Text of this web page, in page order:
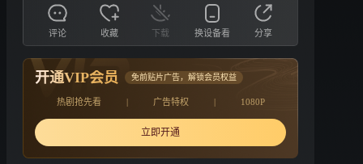
评论 收藏 下载 换设备看 分享
开通VIP会员 免前贴片广告，解锁会员权益
热剧抢先看 | 广告特权 | 1080P
立即开通